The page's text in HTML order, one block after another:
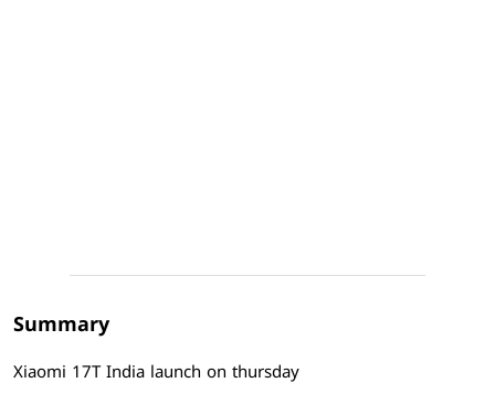
Summary
Xiaomi 17T India launch on thursday